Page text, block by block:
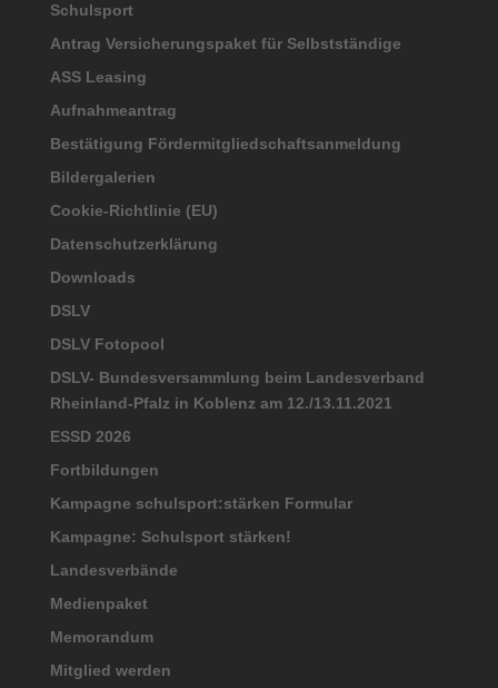
Schulsport
Antrag Versicherungspaket für Selbstständige
ASS Leasing
Aufnahmeantrag
Bestätigung Fördermitgliedschaftsanmeldung
Bildergalerien
Cookie-Richtlinie (EU)
Datenschutzerklärung
Downloads
DSLV
DSLV Fotopool
DSLV- Bundesversammlung beim Landesverband
Rheinland-Pfalz in Koblenz am 12./13.11.2021
ESSD 2026
Fortbildungen
Kampagne schulsport:stärken Formular
Kampagne: Schulsport stärken!
Landesverbände
Medienpaket
Memorandum
Mitglied werden